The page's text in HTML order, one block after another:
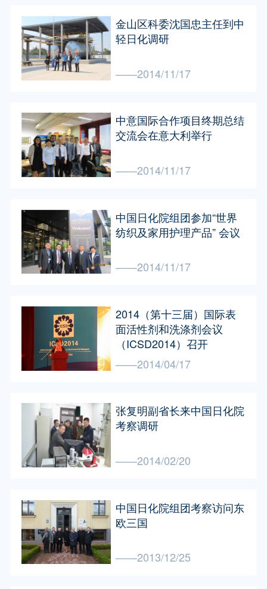
金山区科委沈国忠主任到中
轻日化调研
——2014/11/17
中意国际合作项目终期总结
交流会在意大利举行
——2014/11/17
中国日化院组团参加“世界
纺织及家用护理产品” 会议
——2014/11/17
2014（第十三届）国际表
面活性剂和洗涤剂会议
（ICSD2014）召开
——2014/04/17
张复明副省长来中国日化院
考察调研
——2014/02/20
中国日化院组团考察访问东
欧三国
——2013/12/25